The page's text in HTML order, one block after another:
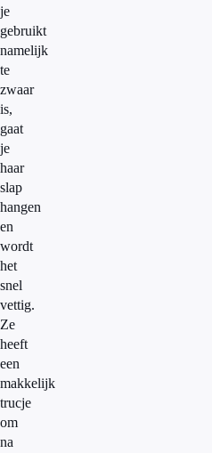
je
gebruikt
namelijk
te
zwaar
is,
gaat
je
haar
slap
hangen
en
wordt
het
snel
vettig.
Ze
heeft
een
makkelijk
trucje
om
na